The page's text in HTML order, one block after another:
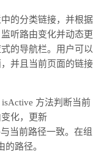
的分类链接，并根据
听路由变化并动态更
的导航栏。用户可以
并且当前页面的链接
方法判断当前
化，更新
当前路径一致。在组
路径。